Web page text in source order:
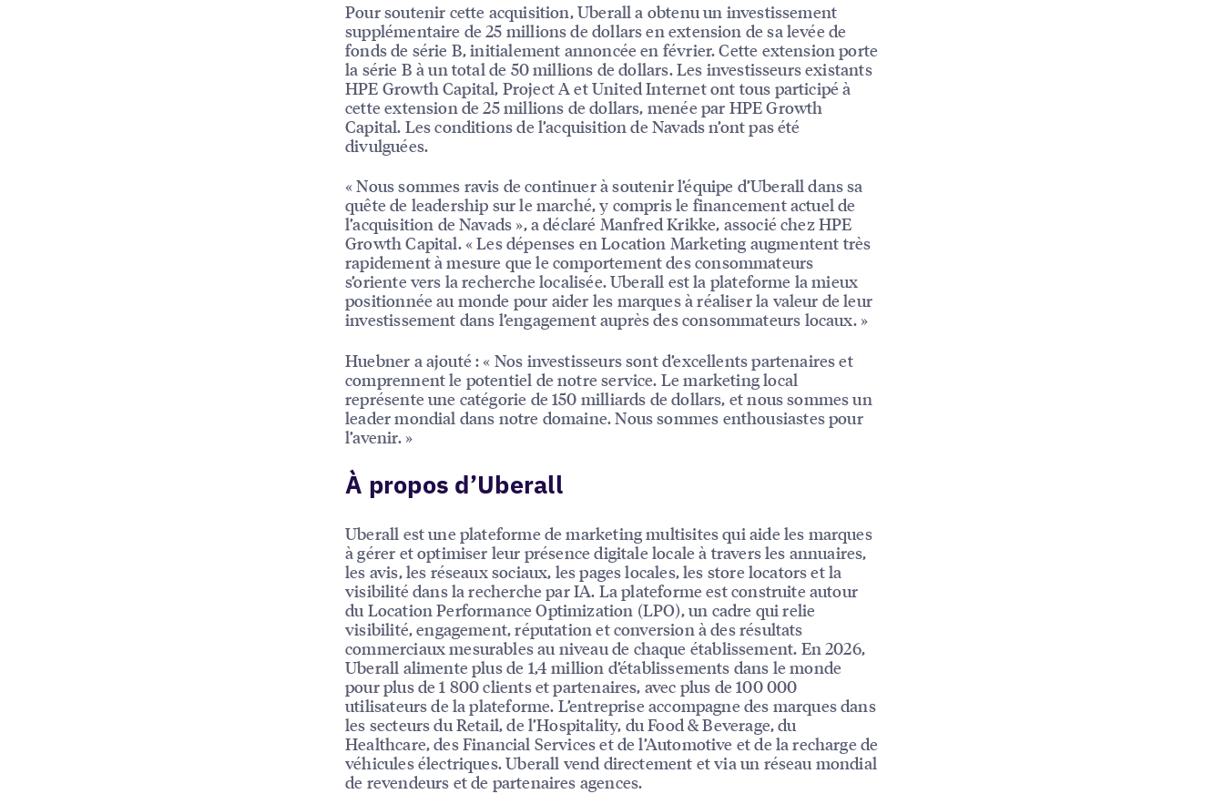
Pour soutenir cette acquisition, Uberall a obtenu un investissement
supplémentaire de 25 millions de dollars en extension de sa levée de
fonds de série B, initialement annoncée en février. Cette extension porte
la série B à un total de 50 millions de dollars. Les investisseurs existants
HPE Growth Capital, Project A et United Internet ont tous participé à
cette extension de 25 millions de dollars, menée par HPE Growth
Capital. Les conditions de l’acquisition de Navads n’ont pas été
divulguées.
« Nous sommes ravis de continuer à soutenir l’équipe d’Uberall dans sa
quête de leadership sur le marché, y compris le financement actuel de
l’acquisition de Navads », a déclaré Manfred Krikke, associé chez HPE
Growth Capital. « Les dépenses en Location Marketing augmentent très
rapidement à mesure que le comportement des consommateurs
s’oriente vers la recherche localisée. Uberall est la plateforme la mieux
positionnée au monde pour aider les marques à réaliser la valeur de leur
investissement dans l’engagement auprès des consommateurs locaux. »
Huebner a ajouté : « Nos investisseurs sont d’excellents partenaires et
comprennent le potentiel de notre service. Le marketing local
représente une catégorie de 150 milliards de dollars, et nous sommes un
leader mondial dans notre domaine. Nous sommes enthousiastes pour
l’avenir. »
À propos d’Uberall
Uberall est une plateforme de marketing multisites qui aide les marques
à gérer et optimiser leur présence digitale locale à travers les annuaires,
les avis, les réseaux sociaux, les pages locales, les store locators et la
visibilité dans la recherche par IA. La plateforme est construite autour
du Location Performance Optimization (LPO), un cadre qui relie
visibilité, engagement, réputation et conversion à des résultats
commerciaux mesurables au niveau de chaque établissement. En 2026,
Uberall alimente plus de 1,4 million d’établissements dans le monde
pour plus de 1 800 clients et partenaires, avec plus de 100 000
utilisateurs de la plateforme. L’entreprise accompagne des marques dans
les secteurs du Retail, de l’Hospitality, du Food & Beverage, du
Healthcare, des Financial Services et de l’Automotive et de la recharge de
véhicules électriques. Uberall vend directement et via un réseau mondial
de revendeurs et de partenaires agences.